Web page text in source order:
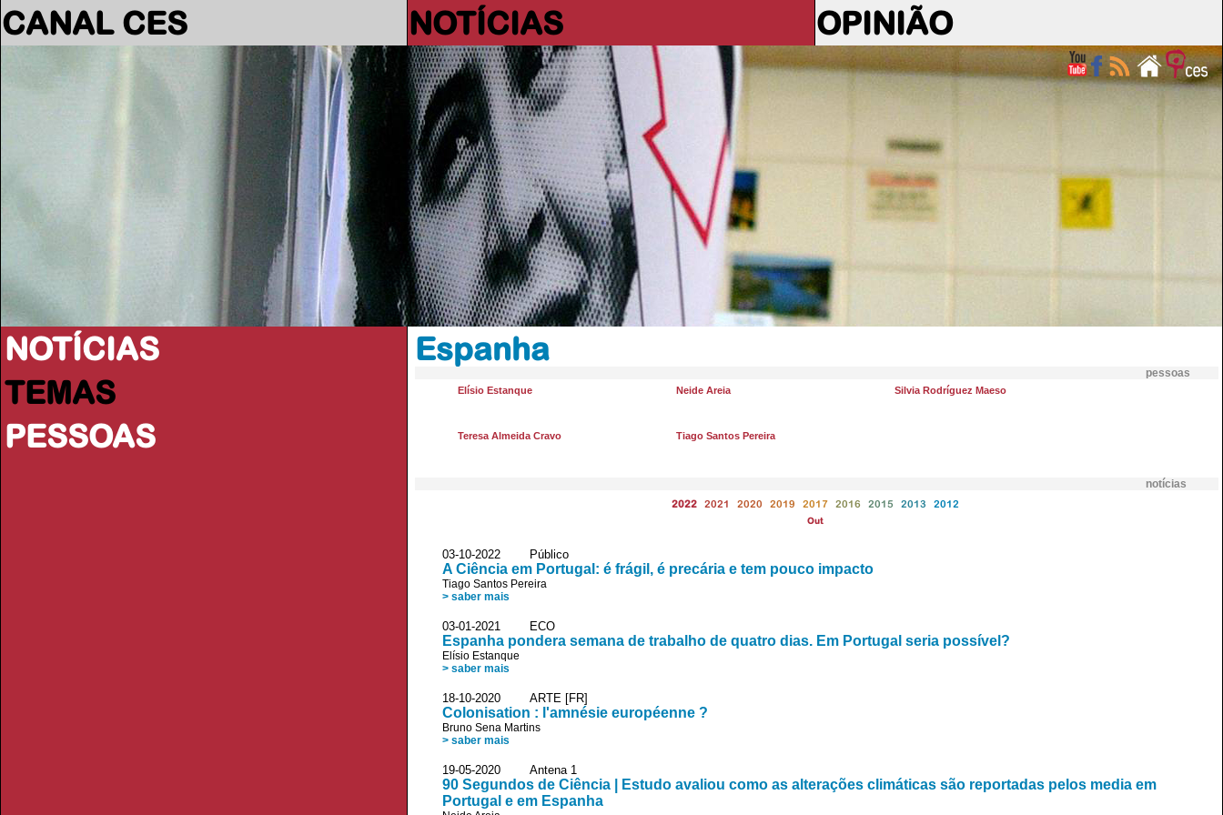
CANAL CES NOTÍCIAS OPINIÃO
NOTÍCIAS
TEMAS
PESSOAS
Espanha
pessoas
Elísio Estanque Neide Areia Silvia Rodríguez Maeso
Teresa Almeida Cravo Tiago Santos Pereira
notícias
2022 2021 2020 2019 2017 2016 2015 2013 2012
Out
03-10-2022 Público
A Ciência em Portugal: é frágil, é precária e tem pouco impacto
Tiago Santos Pereira
> saber mais
03-01-2021 ECO
Espanha pondera semana de trabalho de quatro dias. Em Portugal seria possível?
Elísio Estanque
> saber mais
18-10-2020 ARTE [FR]
Colonisation : l'amnésie européenne ?
Bruno Sena Martins
> saber mais
19-05-2020 Antena 1
90 Segundos de Ciência | Estudo avaliou como as alterações climáticas são reportadas pelos media em
Portugal e em Espanha